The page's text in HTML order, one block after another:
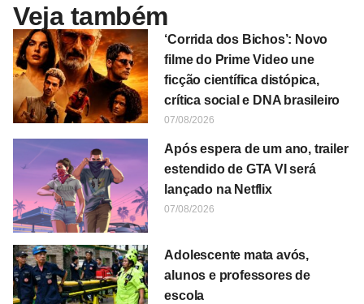
Veja também
‘Corrida dos Bichos’: Novo
filme do Prime Video une
ficção científica distópica,
crítica social e DNA brasileiro
07/08/2026
Após espera de um ano, trailer
estendido de GTA VI será
lançado na Netflix
07/08/2026
Adolescente mata avós,
alunos e professores de
escola